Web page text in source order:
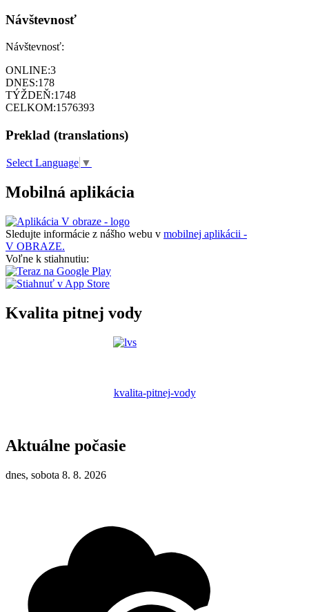
Návštevnosť
Návštevnosť:
ONLINE:3
DNES:178
TÝŽDEŇ:1748
CELKOM:1576393
Preklad (translations)
Select Language ▼
Mobilná aplikácia
Sledujte informácie z nášho webu v mobilnej aplikácii -
V OBRAZE.
Voľne k stiahnutiu:
Kvalita pitnej vody
kvalita-pitnej-vody
Aktuálne počasie
dnes, sobota 8. 8. 2026